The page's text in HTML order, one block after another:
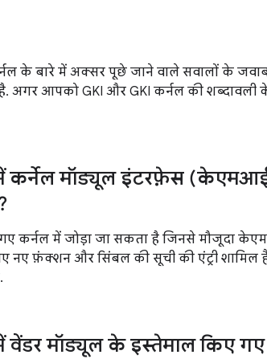
के बारे में अक्सर पूछे जाने वाले सवालों के
अगर आपको GKI और GKI कर्नल की शब्दावली
कर्नेल मॉड्यूल इंटरफ़ेस
कर्नल में जोड़ा जा सकता है जिनसे मौजूदा
नए फ़ंक्शन और सिंबल की सूची की एंट्री शामिल
वेंडर मॉड्यूल के इस्तेमाल किए